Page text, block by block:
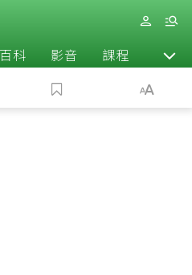
百科 影音 課程 退休